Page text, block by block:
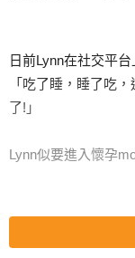
日前Lynn在社交平
「吃了睡，睡了吃
了!」
Lynn似要進入懷孕
同時，日前熊黛林
月。